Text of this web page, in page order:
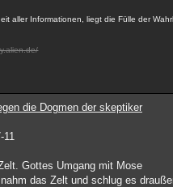
aller Informationen, liegt die Fülle der
die Dogmen der skeptiker
11
Gottes Umgang mit Mose
das Zelt und schlug es